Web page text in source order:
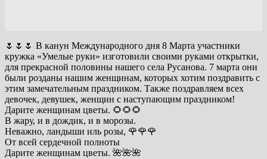
🌷🌷🌷 В канун Международного дня 8 Марта участники
кружка «Умелые руки» изготовили своими руками открытки,
для прекрасной половины нашего села Русанова. 7 марта они
были розданы нашим женщинам, которых хотим поздравить с
этим замечательным праздником. Также поздравляем всех
девочек, девушек, женщин с наступающим праздником!
Дарите женщинам цветы. 🌻🌻🌻
В жару, и в дождик, и в морозы.
Неважно, ландыши иль розы, 🌹🌹🌹
От всей сердечной полноты
Дарите женщинам цветы. 🌺🌺🌺